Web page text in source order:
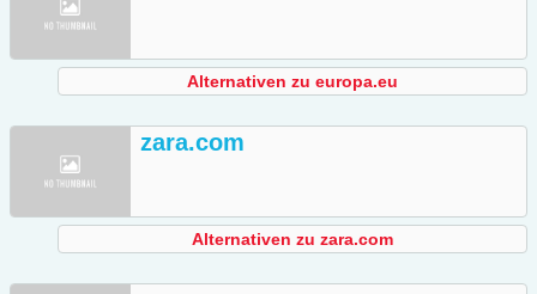
Alternativen zu europa.eu
zara.com
Alternativen zu zara.com